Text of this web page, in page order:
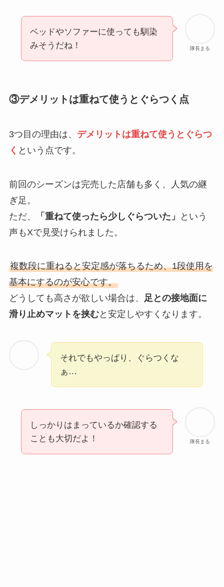
隊長まる
ベッドやソファーに使っても馴染
みそうだね！
③デメリットは重ねて使うとぐらつく点
3つ目の理由は、 デメリットは重ねて使うとぐらつ
く という点です。
前回のシーズンは完売した店舗も多く、人気の継
ぎ足。
ただ、
「重ねて使ったら少しぐらついた」
という
声もXで見受けられました。
複数段に重ねると安定感が落ちるため、1段使用を
基本にするのが安心です。
どうしても高さが欲しい場合は、 足との接地面に
滑り止めマットを挟むと安定しやすくなります。
それでもやっぱり、ぐらつくな
ぁ…
隊長まる
しっかりはまっているか確認する
ことも大切だよ！